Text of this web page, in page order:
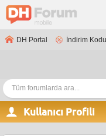
DH Portal İndirim Kodu
Kullanıcı Profili